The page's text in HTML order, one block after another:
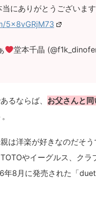
にありがとうございます
5x8vGRjM73
堂本千晶
るならば、 お父さんと
は洋楽が好きなのだそ
やイーグルス、クラ
年8月に発売された「